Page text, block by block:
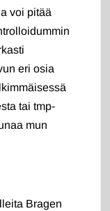
voi pitää
eri osia
tai tmp-
mun
Bragen